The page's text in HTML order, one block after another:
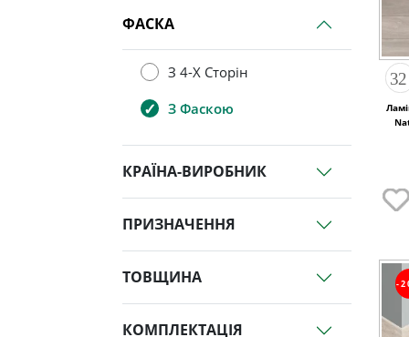
ФАСКА
З 4-Х Сторін
З Фаскою
КРАЇНА-ВИРОБНИК
ПРИЗНАЧЕННЯ
ТОВЩИНА
КОМПЛЕКТАЦІЯ
-